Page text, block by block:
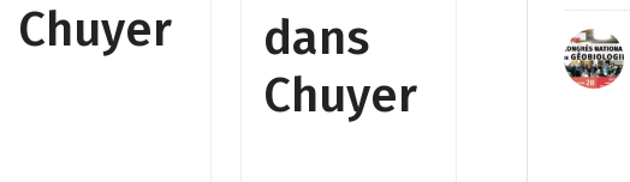
Chuyer
dans
Chuyer